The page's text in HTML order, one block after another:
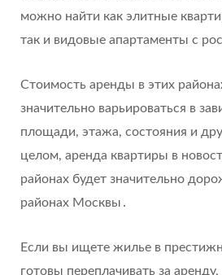
можно найти как элитные
так и видовые апартаменты с
Стоимость аренды в этих
значительно варьироваться в
площади, этажа, состояния и
целом, аренда квартиры в
районах будет значительно
районах Москвы․
Если вы ищете жилье в
готовы переплачивать за